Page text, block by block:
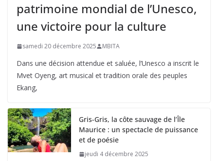
patrimoine mondial de l’Unesco,
une victoire pour la culture
samedi 20 décembre 2025 MBITA
Dans une décision attendue et saluée, l’Unesco a inscrit le
Mvet Oyeng, art musical et tradition orale des peuples
Ekang,
Gris-Gris, la côte sauvage de l’Île
Maurice : un spectacle de puissance
et de poésie
jeudi 4 décembre 2025